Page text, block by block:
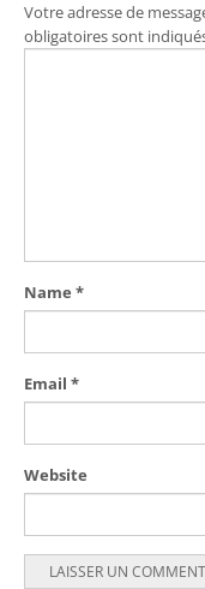
Votre adresse de
obligatoires sont
Name *
Email *
Website